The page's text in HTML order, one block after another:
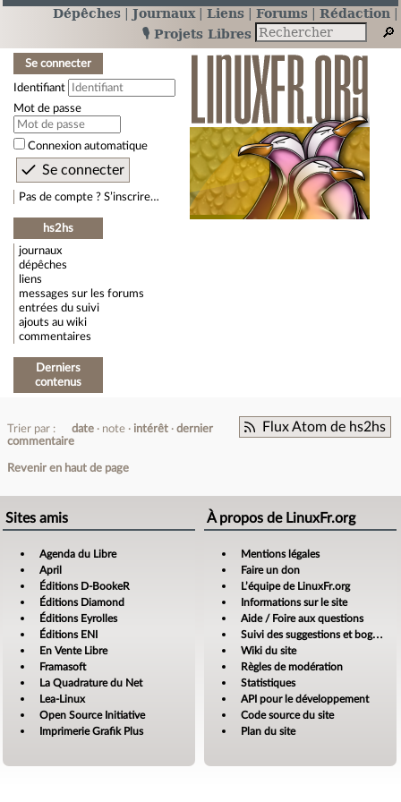
Dépêches Journaux Liens Forums
Rédaction
🎙️ Projets Libres
Se connecter
Identifiant
Mot de passe
Connexion automatique
Pas de compte ? S’inscrire…
hs2hs
journaux
dépêches
liens
messages sur les forums
entrées du suivi
ajouts au wiki
commentaires
Derniers
contenus
Flux Atom de hs2hs
Trier par : date note intérêt
dernier
commentaire
Revenir en haut de page
Sites amis
Agenda du Libre
April
Éditions D-BookeR
Éditions Diamond
Éditions Eyrolles
Éditions ENI
En Vente Libre
Framasoft
La Quadrature du Net
Lea-Linux
Open Source Initiative
Imprimerie Grafik Plus
À propos de LinuxFr.org
Mentions légales
Faire un don
L’équipe de LinuxFr.org
Informations sur le site
Aide / Foire aux questions
Suivi des suggestions et bogues
Wiki du site
Règles de modération
Statistiques
API pour le développement
Code source du site
Plan du site